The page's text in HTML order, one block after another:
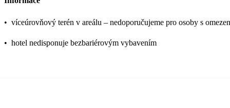
• víceúrovňový terén v areálu – nedoporučujeme pro osoby s
• hotel nedisponuje bezbariérovým vybavením